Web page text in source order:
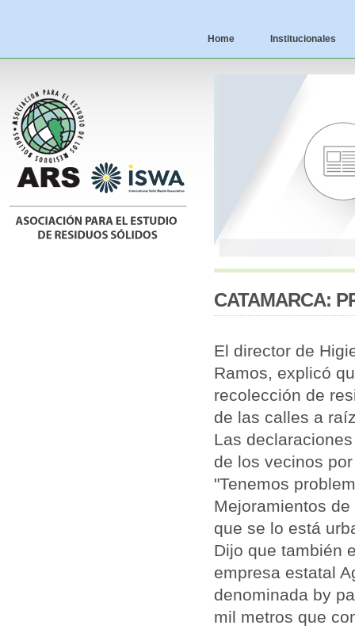
Home Institucionales
CATAMARCA:
El director de
Ramos, explicó
recolección de
de las calles a
Las
de los vecinos
"Tenemos
Mejoramientos
que se lo está
Dijo que también
empresa estatal
denominada by
mil metros que